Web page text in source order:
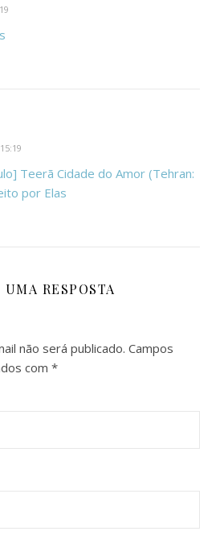
Teerã Cidade do Amor (Tehran:
por Elas
RESPOSTA
não será publicado. Campos
com *